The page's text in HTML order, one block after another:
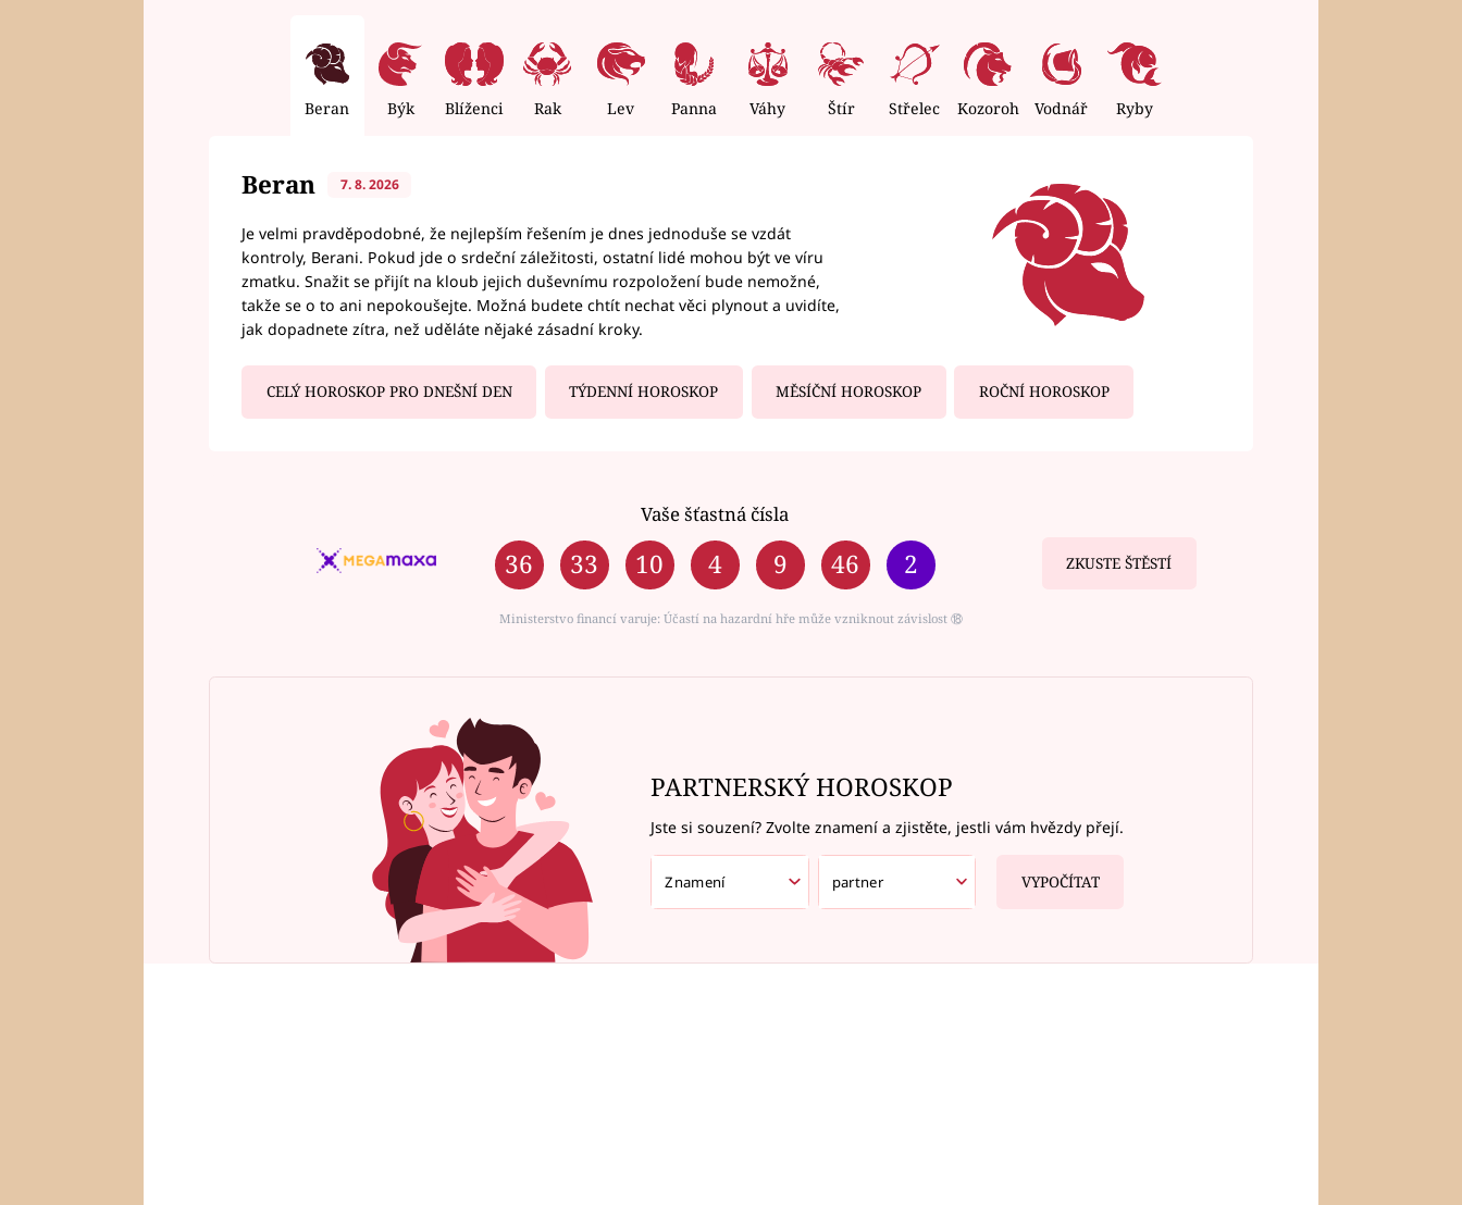
Beran Býk Blíženci Rak Lev Panna Váhy Štír Střelec Kozoroh Vodnář Ryby
Beran 7. 8. 2026
Je velmi pravděpodobné, že nejlepším řešením je dnes jednoduše se vzdát
kontroly, Berani. Pokud jde o srdeční záležitosti, ostatní lidé mohou být ve víru
zmatku. Snažit se přijít na kloub jejich duševnímu rozpoložení bude nemožné,
takže se o to ani nepokoušejte. Možná budete chtít nechat věci plynout a uvidíte,
jak dopadnete zítra, než uděláte nějaké zásadní kroky.
CELÝ HOROSKOP PRO DNEŠNÍ DEN TÝDENNÍ HOROSKOP MĚSÍČNÍ HOROSKOP ROČNÍ HOROSKOP
Vaše šťastná čísla
36 33 10 4 9 46 2 ZKUSTE ŠTĚSTÍ
Ministerstvo financí varuje: Účastí na hazardní hře může vzniknout závislost ⑱
PARTNERSKÝ HOROSKOP
Jste si souzení? Zvolte znamení a zjistěte, jestli vám hvězdy přejí.
VYPOČÍTAT